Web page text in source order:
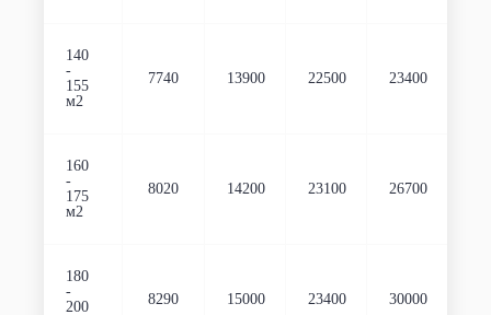
140
-
155
м2
7740 13900 22500 23400
160
-
175
м2
8020 14200 23100 26700
180
-
200
8290 15000 23400 30000